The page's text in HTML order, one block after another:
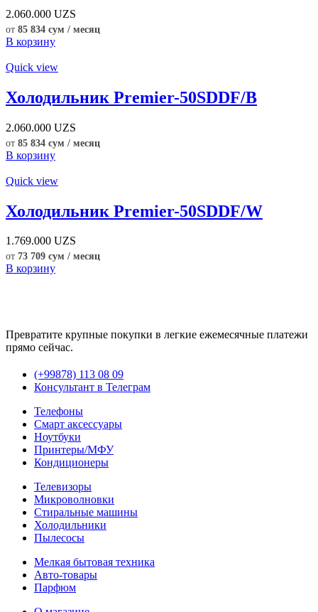
2.060.000 UZS
от 85 834 сум / месяц
В корзину
Quick view
Холодильник Premier-50SDDF/B
2.060.000 UZS
от 85 834 сум / месяц
В корзину
Quick view
Холодильник Premier-50SDDF/W
1.769.000 UZS
от 73 709 сум / месяц
В корзину
Превратите крупные покупки в легкие ежемесячные платежи
прямо сейчас.
(+99878) 113 08 09
Консультант в Телеграм
Телефоны
Смарт аксессуары
Ноутбуки
Принтеры/МФУ
Кондиционеры
Телевизоры
Микроволновки
Стиральные машины
Холодильники
Пылесосы
Мелкая бытовая техника
Авто-товары
Парфюм